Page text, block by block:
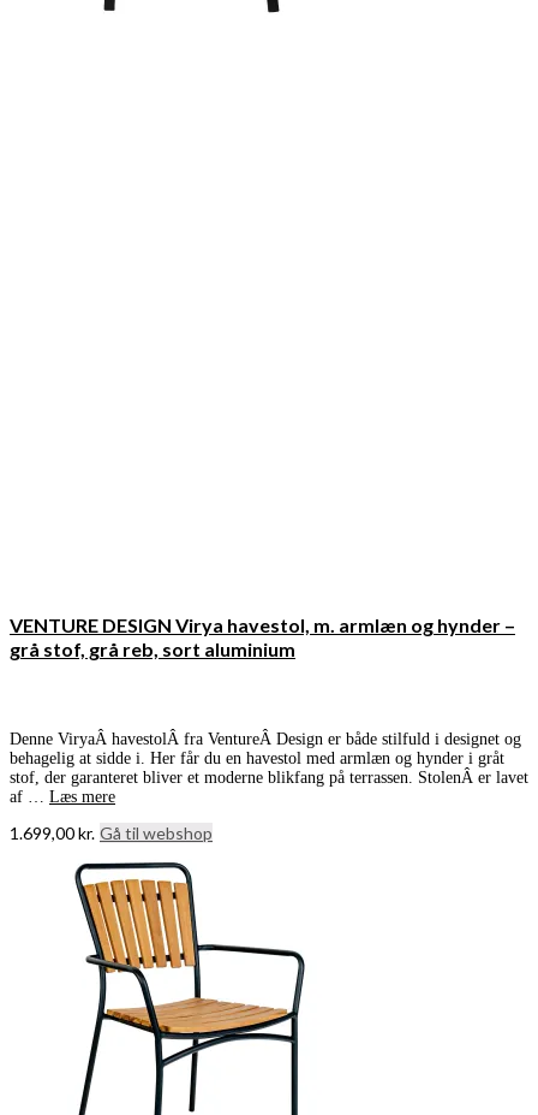
VENTURE DESIGN Virya havestol, m. armlæn og hynder –
grå stof, grå reb, sort aluminium
Denne ViryaÂ havestolÂ fra VentureÂ Design er både stilfuld i designet og
behagelig at sidde i. Her får du en havestol med armlæn og hynder i gråt
stof, der garanteret bliver et moderne blikfang på terrassen. StolenÂ er lavet
af … Læs mere
1.699,00kr. Gå til webshop